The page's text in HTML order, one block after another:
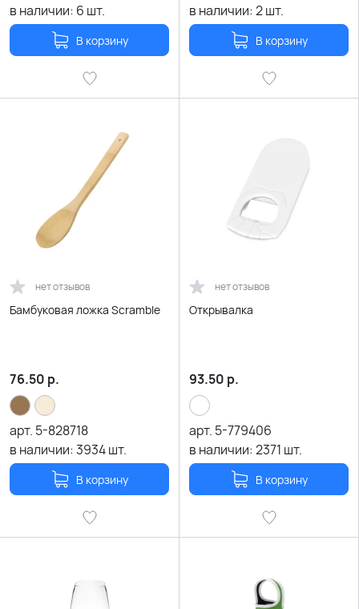
в наличии: 6 шт.
В корзину
в наличии:2шт.
В корзину
нет отзывов
Бамбуковая ложка Scramble
76.50 р.
арт. 5-828718
в наличии:3934шт.
В корзину
нет отзывов
Открывалка
93.50 р.
арт. 5-779406
в наличии:2371 шт.
В корзину